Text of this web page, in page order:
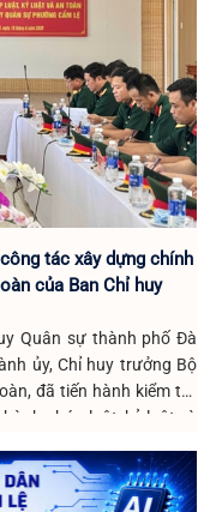
tác xây dựng chính
của Ban Chỉ huy
Quân sự thành phố Đà
ủy, Chỉ huy trưởng Bộ
đã tiến hành kiểm tra
pháp luật, kỷ luật và
phường.